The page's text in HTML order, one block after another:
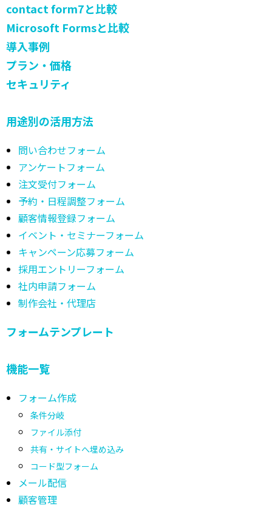
contact form7と比較
Microsoft Formsと比較
導入事例
プラン・価格
セキュリティ
用途別の活用方法
問い合わせフォーム
アンケートフォーム
注文受付フォーム
予約・日程調整フォーム
顧客情報登録フォーム
イベント・セミナーフォーム
キャンペーン応募フォーム
採用エントリーフォーム
社内申請フォーム
制作会社・代理店
フォームテンプレート
機能一覧
フォーム作成
条件分岐
ファイル添付
共有・サイトへ埋め込み
コード型フォーム
メール配信
顧客管理